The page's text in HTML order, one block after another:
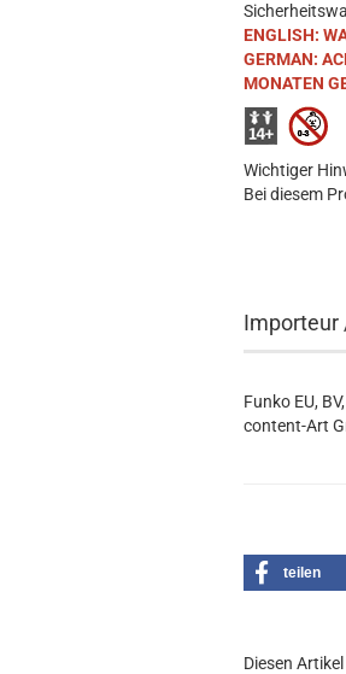
ENGLISH:
GERMAN:
MONATEN
Wichtiger
Bei diesem
Importeur
Funko EU,
content-Art
teilen
Diesen